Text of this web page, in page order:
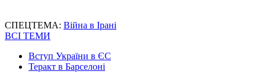
СПЕЦТЕМА: Війна в Ірані
ВСІ ТЕМИ
Вступ України в ЄС
Теракт в Барселоні